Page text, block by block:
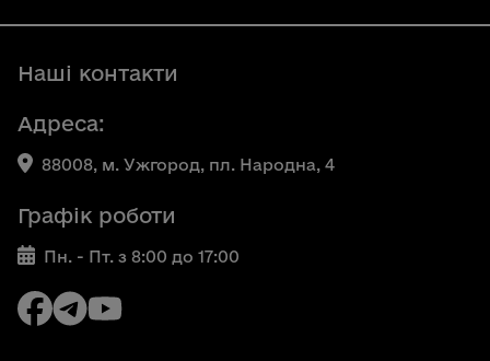
Наші контакти
Адреса:
88008, м. Ужгород, пл. Народна, 4
Графік роботи
Пн. - Пт. з 8:00 до 17:00